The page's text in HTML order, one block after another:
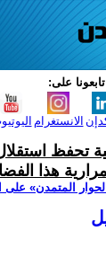
تابعونا على:
الانستغرام
تحفظ
هذا
المتمدن» على